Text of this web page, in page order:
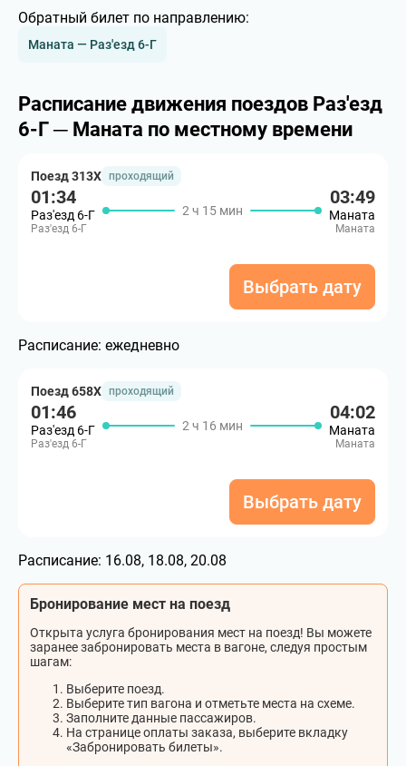
Обратный билет по направлению:
Маната — Раз'езд 6-Г
Расписание движения поездов Раз'езд
6-Г ─ Маната по местному времени
Поезд 313Х проходящий
01:34
Раз'езд 6-Г
Раз'езд 6-Г
2 ч 15 мин
03:49
Маната
Маната
Выбрать дату
Расписание: ежедневно
Поезд 658Х проходящий
01:46
Раз'езд 6-Г
Раз'езд 6-Г
2 ч 16 мин
04:02
Маната
Маната
Выбрать дату
Расписание: 16.08, 18.08, 20.08
Бронирование мест на поезд
Открыта услуга бронирования мест на поезд! Вы можете
заранее забронировать места в вагоне, следуя простым
шагам:
Выберите поезд.
Выберите тип вагона и отметьте места на схеме.
Заполните данные пассажиров.
На странице оплаты заказа, выберите вкладку
«Забронировать билеты».